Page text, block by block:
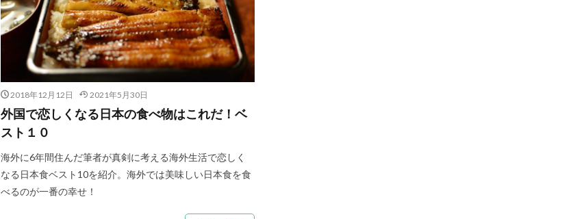
2018年12月12日 2021年5月30日
外国で恋しくなる日本の食べ物はこれだ！ベ
スト１０
海外に6年間住んだ筆者が真剣に考える海外生活で恋しく
なる日本食ベスト10を紹介。海外では美味しい日本食を食
べるのが一番の幸せ！